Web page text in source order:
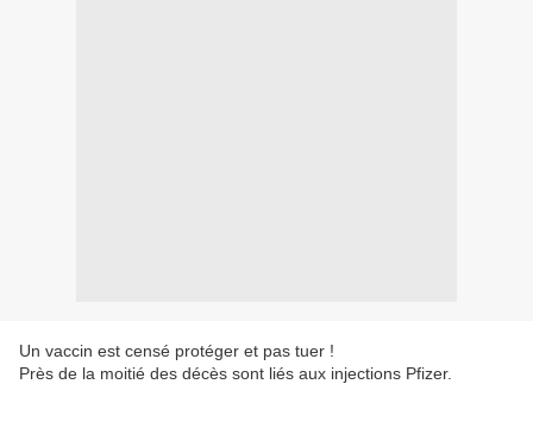
Un vaccin est censé protéger et pas tuer !
Près de la moitié des décès sont liés aux injections Pfizer.